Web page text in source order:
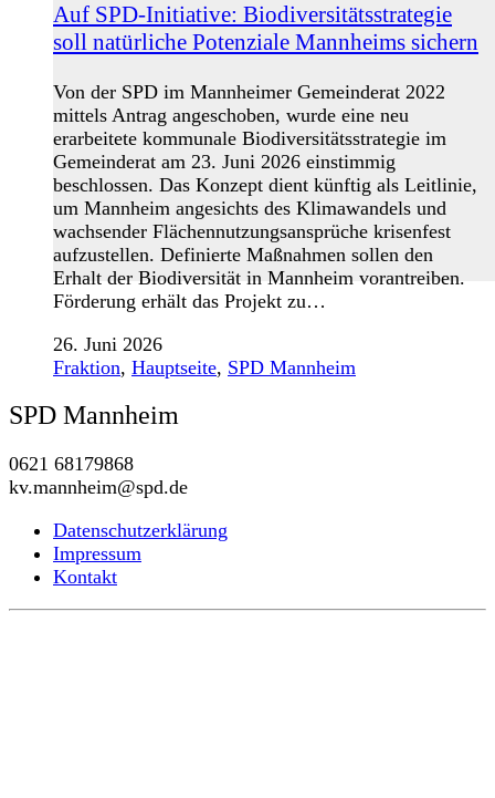
Auf SPD-Initiative: Biodiversitätsstrategie
soll natürliche Potenziale Mannheims sichern
Von der SPD im Mannheimer Gemeinderat 2022
mittels Antrag angeschoben, wurde eine neu
erarbeitete kommunale Biodiversitätsstrategie im
Gemeinderat am 23. Juni 2026 einstimmig
beschlossen. Das Konzept dient künftig als Leitlinie,
um Mannheim angesichts des Klimawandels und
wachsender Flächennutzungsansprüche krisenfest
aufzustellen. Definierte Maßnahmen sollen den
Erhalt der Biodiversität in Mannheim vorantreiben.
Förderung erhält das Projekt zu…
26. Juni 2026
Fraktion, Hauptseite, SPD Mannheim
SPD Mannheim
0621 68179868
kv.mannheim@spd.de
Datenschutzerklärung
Impressum
Kontakt